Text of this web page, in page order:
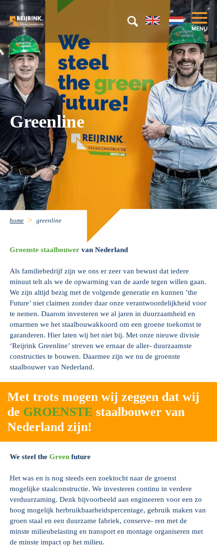
Greenline
home greenline
Groenste staalbouwer van Nederland
Als familiebedrijf zijn we ons er zeer van bewust dat iedere
minuut telt als we de opwarming van de aarde tegen willen gaan.
We zijn altijd bezig met de volgende generatie en kunnen ’the
Future’ niet claimen zonder daar onze verantwoordelijkheid voor
te nemen. Daarom investeren we al jaren in duurzaamheid en
omarmen we het staalbouwakkoord om een groene toekomst te
garanderen. Hier laten wij het niet bij. Met onze nieuwe divisie
‘Reijrink Greenline’ streven we ernaar de aller- duurzaamste
constructies te bouwen. Daarmee zijn we nu de groenste
staalbouwer van Nederland.
Met trots mogen wij zeggen dat wij
de GROENSTE staalbouwer van
Nederland zijn!
We steel the Green future
Het was en is nog steeds een zoektocht naar de groenst
mogelijke staalconstructie. We investeren continu in verdere
verduurzaming. Denk bijvoorbeeld aan engineeren voor een zo
hoog mogelijk herbruikbaarheidspercentage, gebruik maken van
groen staal en een duurzame fabriek, conserve- ren met de
minste milieubelasting en transport en montage organiseren met
de minste impact op het milieu.